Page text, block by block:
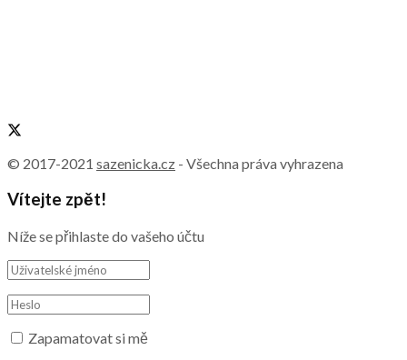
© 2017-2021 sazenicka.cz - Všechna práva vyhrazena
Vítejte zpět!
Níže se přihlaste do vašeho účtu
Zapamatovat si mě